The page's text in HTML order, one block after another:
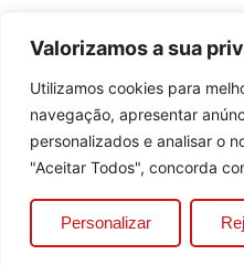
Valorizamos a sua
Utilizamos cookies para
navegação, apresentar
personalizados e analisar o
"Aceitar Todos", concorda
Personalizar
© 2025, Casa da Cera.